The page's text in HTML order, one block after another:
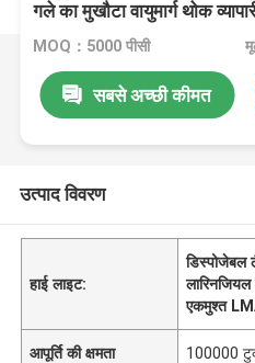
गले का मुखौटा वायुमार्ग थोक
MOQ：5000 पीसी
सबसे अच्छी कीमत
उत्पाद विवरण
हाई लाइट:
डिस्पोजेबल
लारिनजियल
एकमुश्त
आपूर्ति की क्षमता 100000